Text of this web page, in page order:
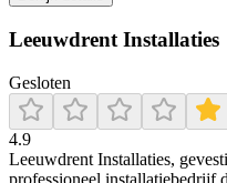
Leeuwdrent Installaties
Gesloten
4.9
Leeuwdrent Installaties,
professioneel installatiebedrijf